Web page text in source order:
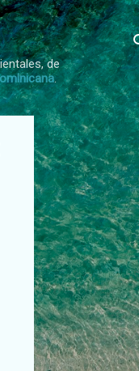
de
.